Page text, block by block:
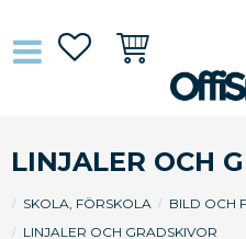
FavoriterKundvagn
LINJALER OCH
SKOLA, FÖRSKOLA
BILD OCH
LINJALER OCH GRADSKIVOR